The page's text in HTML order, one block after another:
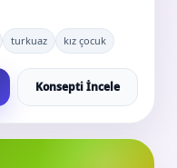
turkuaz kız çocuk
Konsepti İncele